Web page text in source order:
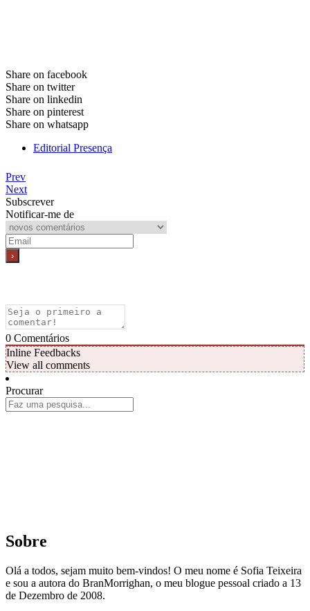
Share on facebook
Share on twitter
Share on linkedin
Share on pinterest
Share on whatsapp
Editorial Presença
Prev
Next
Subscrever
Notificar-me de
0 Comentários
Inline Feedbacks
View all comments
Procurar
Sobre
Olá a todos, sejam muito bem-vindos! O meu nome é Sofia Teixeira
e sou a autora do BranMorrighan, o meu blogue pessoal criado a 13
de Dezembro de 2008.